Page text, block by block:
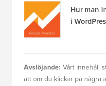
Hur man
i
Avslöjande: Vårt innehåll
att om du klickar på några